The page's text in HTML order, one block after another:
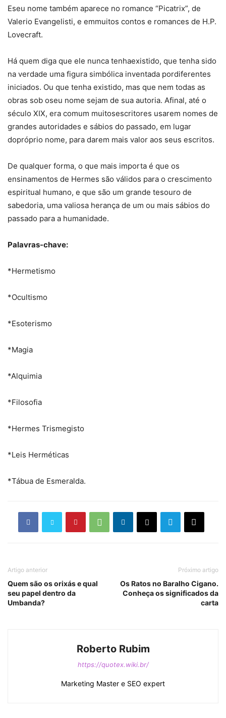
Eseu nome também aparece no romance “Picatrix”, de
Valerio Evangelisti, e emmuitos contos e romances de H.P.
Lovecraft.
Há quem diga que ele nunca tenhaexistido, que tenha sido
na verdade uma figura simbólica inventada pordiferentes
iniciados. Ou que tenha existido, mas que nem todas as
obras sob oseu nome sejam de sua autoria. Afinal, até o
século XIX, era comum muitosescritores usarem nomes de
grandes autoridades e sábios do passado, em lugar
dopróprio nome, para darem mais valor aos seus escritos.
De qualquer forma, o que mais importa é que os
ensinamentos de Hermes são válidos para o crescimento
espiritual humano, e que são um grande tesouro de
sabedoria, uma valiosa herança de um ou mais sábios do
passado para a humanidade.
Palavras-chave:
*Hermetismo
*Ocultismo
*Esoterismo
*Magia
*Alquimia
*Filosofia
*Hermes Trismegisto
*Leis Herméticas
*Tábua de Esmeralda.
Artigo anterior
Quem são os orixás e qual
seu papel dentro da
Umbanda?
Próximo artigo
Os Ratos no Baralho Cigano.
Conheça os significados da
carta
Roberto Rubim
https://quotex.wiki.br/
Marketing Master e SEO expert